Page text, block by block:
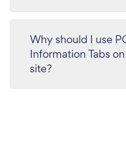
Why should I use
Information Tabs
site?